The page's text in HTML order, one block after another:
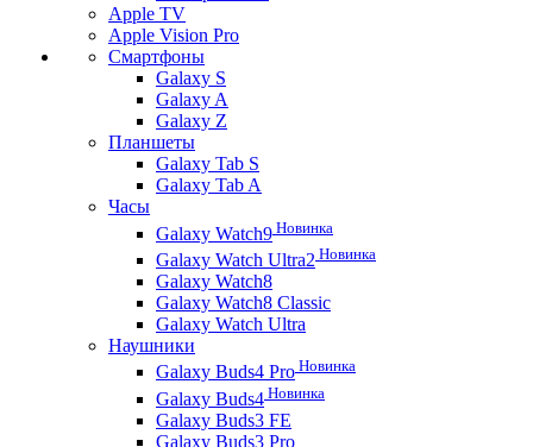
Apple TV
Apple Vision Pro
Смартфоны
Galaxy S
Galaxy A
Galaxy Z
Планшеты
Galaxy Tab S
Galaxy Tab A
Часы
Galaxy Watch9 Новинка
Galaxy Watch Ultra2 Новинка
Galaxy Watch8
Galaxy Watch8 Classic
Galaxy Watch Ultra
Наушники
Galaxy Buds4 Pro Новинка
Galaxy Buds4 Новинка
Galaxy Buds3 FE
Galaxy Buds3 Pro